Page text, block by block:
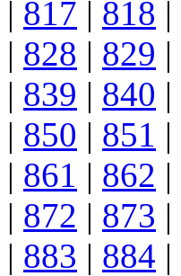
| 817 | 818 |
| 828 | 829 |
| 839 | 840 |
| 850 | 851 |
| 861 | 862 |
| 872 | 873 |
| 883 | 884 |